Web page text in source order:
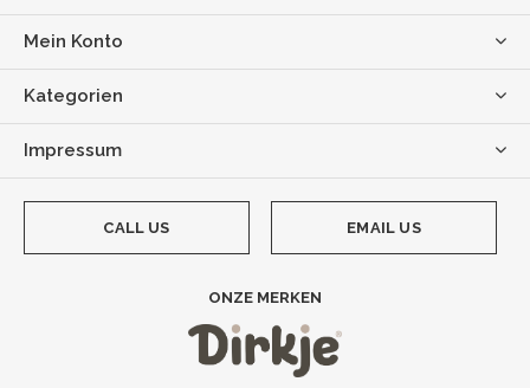
Mein Konto
Kategorien
Impressum
CALL US EMAIL US
ONZE MERKEN